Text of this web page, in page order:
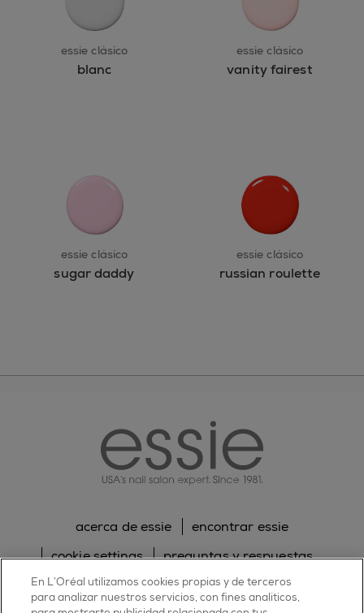
essie clásico
blanc
essie clásico
vanity fairest
essie clásico
sugar daddy
essie clásico
russian roulette
acerca de essie
encontrar essie
cookie settings
preguntas y respuestas
sitemap
contacta con nosotros
En L’Oréal utilizamos cookies propias y de terceros
para analizar nuestros servicios, con fines analíticos,